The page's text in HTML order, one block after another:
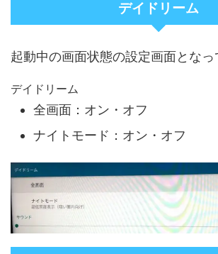
デイドリーム
起動中の画面状態の設定画面となっ
デイドリーム
全画面：オン・オフ
ナイトモード：オン・オフ